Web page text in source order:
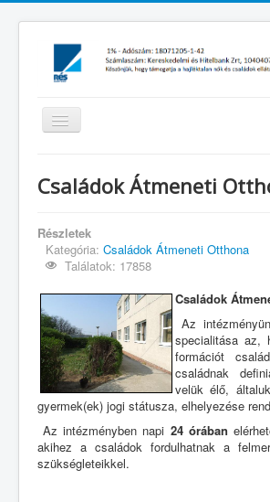
Navigáció
váltása
Családok Átmeneti Otthona
Női Éjjeli Menedékhely
Támogatás
Rólunk a médiában
Magazin
Beszámolók
1% Beszámoló
Családok Átmeneti
Részletek
Kategória: Családok Átmeneti Otthona
Találatok: 17858
Családok
Az
specialitása az,
formációt
családnak
velük élő,
gyermek(ek) jogi státusza, elhelyezése
Az intézményben napi 24 órában
akihez a családok fordulhatnak a
szükségleteikkel.